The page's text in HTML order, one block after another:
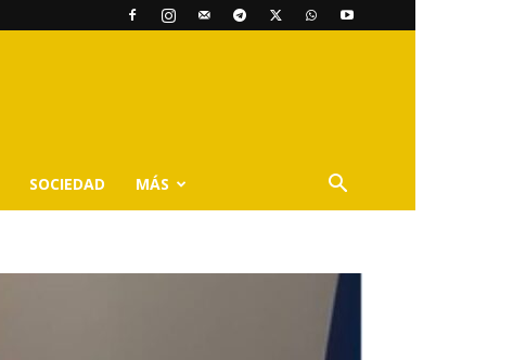
SOCIEDAD MÁS